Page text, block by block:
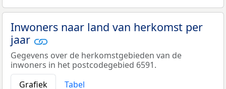
Inwoners naar land van herkomst per
jaar
Gegevens over de herkomstgebieden van de
inwoners in het postcodegebied 6591.
Grafiek
Tabel